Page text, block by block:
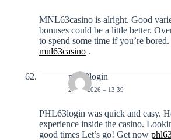
MNL63casino is alright. Good
bonuses could be a little better.
to spend some time if you’re
mnl63casino.
phl63login
29-01-2026 – 13:39
PHL63login was quick and easy.
experience inside the casino.
good times Let’s go! Get now